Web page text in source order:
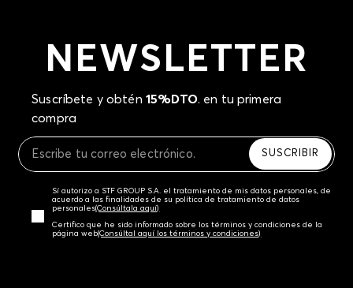
programará la recogida del producto en la dirección
acordada.NEWSLETTER
Suscríbete y obtén 15%DTO. en tu primera
compra
SUSCRIBIR
Sí autorizo a STF GROUP S.A. el tratamiento de mis datos personales, de
acuerdo a las finalidades de su política de tratamiento de datos
personales‎(Consúltala aquí)
Certifico que he sido informado sobre los términos y condiciones de la
página web‎(Consúltal aquí los términos y condiciones)